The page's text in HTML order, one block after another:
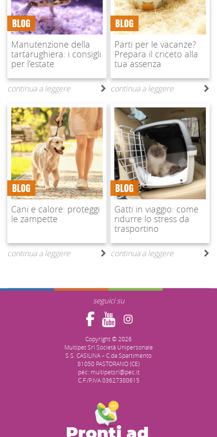
BLOG
Manutenzione della
tartarughiera: i consigli
per l’estate
continua a leggere
BLOG
Parti per le vacanze?
Prepara il criceto alla
tua assenza
continua a leggere
BLOG
Cani e calore: proteggi
le zampette
continua a leggere
BLOG
Gatti in viaggio: come
ridurre lo stress da
trasportino
continua a leggere
seguici su
Copyright © 2026
Multipet Srl Società Unipersonale
S.S. CASILINA – C.da Spartimento
81050 PASTORANO (CE)
pec: multipetsrl@pec.it
C.F./P.IVA 03627380615